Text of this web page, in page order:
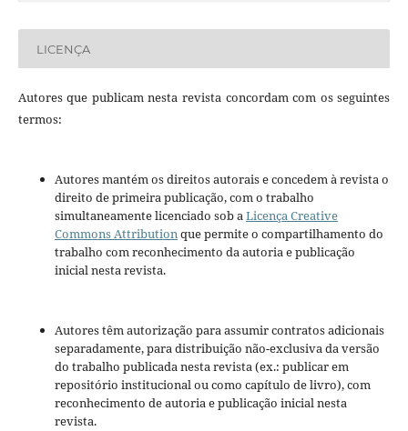
LICENÇA
Autores que publicam nesta revista concordam com os seguintes
termos:
Autores mantém os direitos autorais e concedem à revista o
direito de primeira publicação, com o trabalho
simultaneamente licenciado sob aLicença Creative
Commons Attributionque permite o compartilhamento do
trabalho com reconhecimento da autoria e publicação
inicial nesta revista.
Autores têm autorização para assumir contratos adicionais
separadamente, para distribuição não-exclusiva da versão
do trabalho publicada nesta revista (ex.: publicar em
repositório institucional ou como capítulo de livro), com
reconhecimento de autoria e publicação inicial nesta
revista.